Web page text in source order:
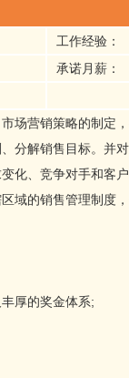
工作经验：
承诺月薪：
场营销策略的制定
分解销售目标。并
化、竞争对手和客
域的销售管理制度
厚的奖金体系;